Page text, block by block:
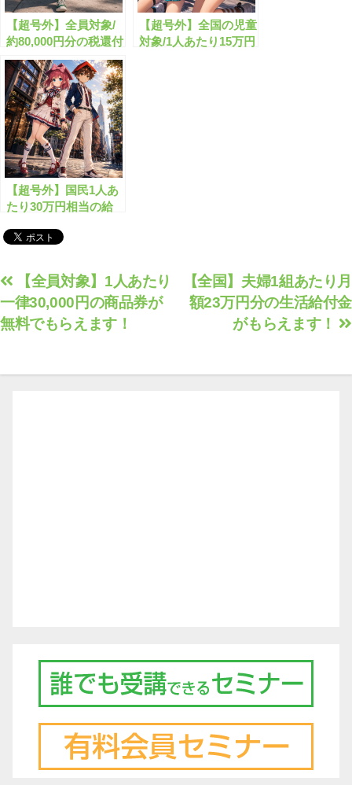
【超号外】全員対象/
約80,000円分の税還付
が始まります！
【超号外】全国の児童
対象/1人あたり15万円
【超号外】国民1人あ
たり30万円相当の給
投
稿
ナ
ゲ
【全国】夫婦1組あたり月
額23万円分の生活給付金
がもらえます！
【全員対象】1人あたり
一律30,000円の商品券が
無料でもらえます！